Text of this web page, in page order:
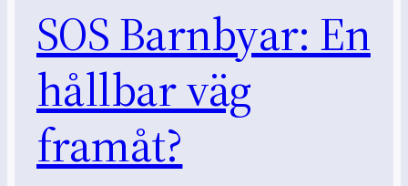
SOS Barnbyar: En
hållbar väg
framåt?